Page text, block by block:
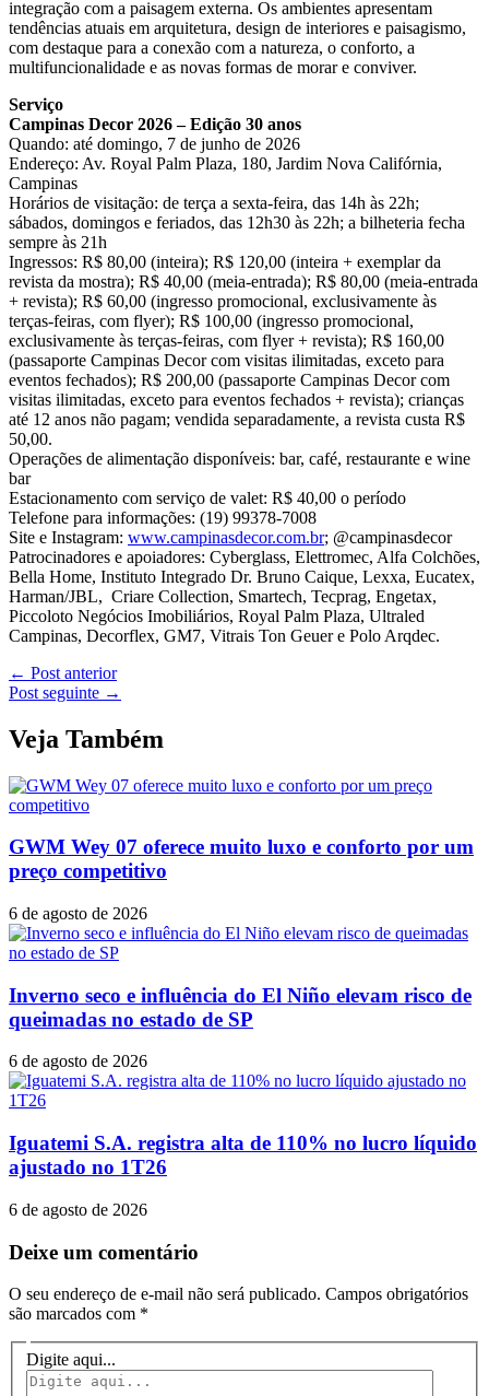
integração com a paisagem externa. Os ambientes apresentam
tendências atuais em arquitetura, design de interiores e paisagismo,
com destaque para a conexão com a natureza, o conforto, a
multifuncionalidade e as novas formas de morar e conviver.
Serviço
Campinas Decor 2026 – Edição 30 anos
Quando: até domingo, 7 de junho de 2026
Endereço: Av. Royal Palm Plaza, 180, Jardim Nova Califórnia,
Campinas
Horários de visitação: de terça a sexta-feira, das 14h às 22h;
sábados, domingos e feriados, das 12h30 às 22h; a bilheteria fecha
sempre às 21h
Ingressos: R$ 80,00 (inteira); R$ 120,00 (inteira + exemplar da
revista da mostra); R$ 40,00 (meia-entrada); R$ 80,00 (meia-entrada
+ revista); R$ 60,00 (ingresso promocional, exclusivamente às
terças-feiras, com flyer); R$ 100,00 (ingresso promocional,
exclusivamente às terças-feiras, com flyer + revista); R$ 160,00
(passaporte Campinas Decor com visitas ilimitadas, exceto para
eventos fechados); R$ 200,00 (passaporte Campinas Decor com
visitas ilimitadas, exceto para eventos fechados + revista); crianças
até 12 anos não pagam; vendida separadamente, a revista custa R$
50,00.
Operações de alimentação disponíveis: bar, café, restaurante e wine
bar
Estacionamento com serviço de valet: R$ 40,00 o período
Telefone para informações: (19) 99378-7008
Site e Instagram: www.campinasdecor.com.br; @campinasdecor
Patrocinadores e apoiadores: Cyberglass, Elettromec, Alfa Colchões,
Bella Home, Instituto Integrado Dr. Bruno Caique, Lexxa, Eucatex,
Harman/JBL, Criare Collection, Smartech, Tecprag, Engetax,
Piccoloto Negócios Imobiliários, Royal Palm Plaza, Ultraled
Campinas, Decorflex, GM7, Vitrais Ton Geuer e Polo Arqdec.
← Post anterior
Post seguinte →
Veja Também
GWM Wey 07 oferece muito luxo e conforto por um
preço competitivo
6 de agosto de 2026
Inverno seco e influência do El Niño elevam risco de
queimadas no estado de SP
6 de agosto de 2026
Iguatemi S.A. registra alta de 110% no lucro líquido
ajustado no 1T26
6 de agosto de 2026
Deixe um comentário
O seu endereço de e-mail não será publicado. Campos obrigatórios
são marcados com *
Digite aqui...